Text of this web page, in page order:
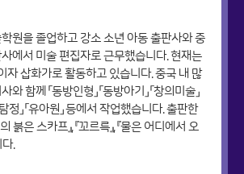
원을 졸업하고 강소 소년 아동 출판사와 중
에서 미술 편집자로 근무했습니다. 현재는
자 삽화가로 활동하고 있습니다. 중국 내 많
함께 「동방인형」 「동방아기」 「창의미술」
탐정」 「유아원」 등에서 작업했습니다. 출판한
붉은 스카프』, 『꼬르륵』, 『물은 어디에서 오
다.